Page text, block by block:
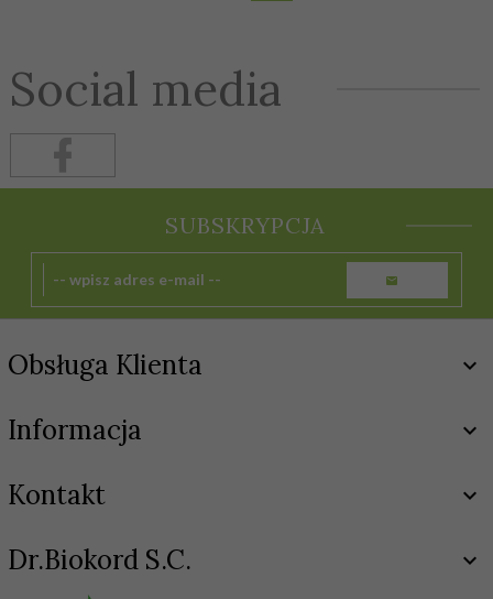
Social media
SUBSKRYPCJA
Obsługa Klienta
Informacja
Kontakt
Dr.Biokord S.C.